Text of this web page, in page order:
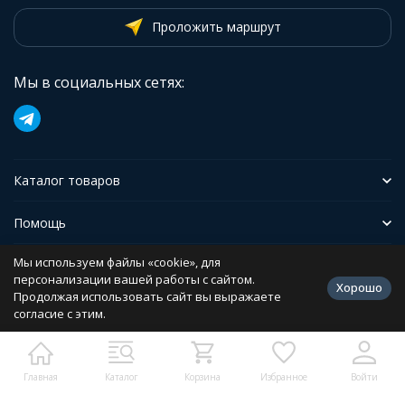
Главная Каталог Корзина Избранное Войти
Проложить маршрут
Мы в социальных сетях:
Каталог товаров
Помощь
Иформация
Политика персональных данных
Разработано в
bodysite.ru
Мы используем файлы «cookie», для
персонализации вашей работы с сайтом.
Продолжая использовать сайт вы выражаете
согласие с этим.
Хорошо